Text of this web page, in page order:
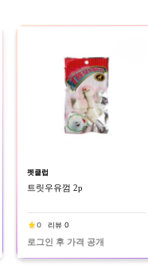
펫클럽
트릿우유껌 2p
0 리뷰 0
로그인 후 가격 공개